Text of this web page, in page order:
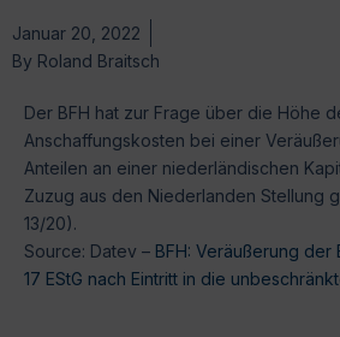
Januar 20, 2022
By Roland Braitsch
Der BFH hat zur Frage über die Höhe
Anschaffungskosten bei einer
Anteilen an einer niederländischen
Zuzug aus den Niederlanden Stellung
13/20).
Source: Datev – BFH: Veräußerung der
17 EStG nach Eintritt in die